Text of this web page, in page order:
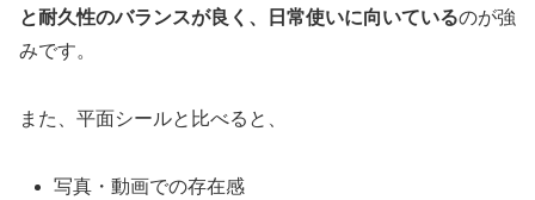
と耐久性のバランスが良く、日常使いに向いているのが強
みです。
また、平面シールと比べると、
写真・動画での存在感